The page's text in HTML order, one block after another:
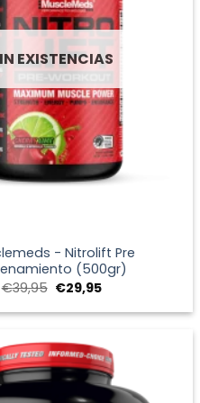
EXISTENCIAS
- Nitrolift Pre
(500gr)
€39,95 El
precio
original
€29,95El
actual